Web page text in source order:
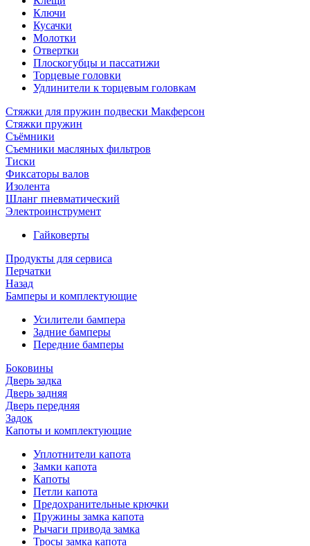
Ключи
Кусачки
Молотки
Отвертки
Плоскогубцы и пассатижи
Торцевые головки
Удлинители к торцевым головкам
Стяжки для пружин подвески Макферсон
Стяжки пружин
Съёмники
Съемники масляных фильтров
Тиски
Фиксаторы валов
Изолента
Шланг пневматический
Электроинструмент
Гайковерты
Продукты для сервиса
Перчатки
Назад
Бамперы и комплектующие
Усилители бампера
Задние бамперы
Передние бамперы
Боковины
Дверь задка
Дверь задняя
Дверь передняя
Задок
Капоты и комплектующие
Уплотнители капота
Замки капота
Капоты
Петли капота
Предохранительные крючки
Пружины замка капота
Рычаги привода замка
Тросы замка капота